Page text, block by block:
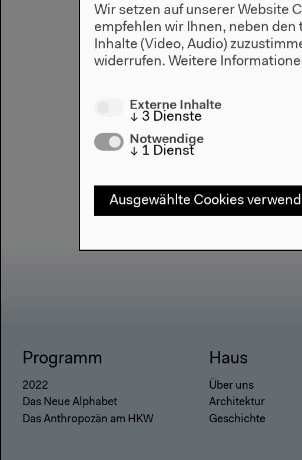
Potosí-Prinzip –
Ausbeutung
Marxismus (...)
indigen
Programm
2022
Das Neue Alphabet
Das Anthropozän am HKW
Haus
Über uns
Architektur
Geschichte
Wir setzen auf unserer Website
empfehlen wir Ihnen, neben
Inhalte (Video, Audio)
widerrufen. Weitere
Externe Inhalte
↓ 3 Dienste
Notwendige
↓ 1 Dienst
Ausgewählte Cookies